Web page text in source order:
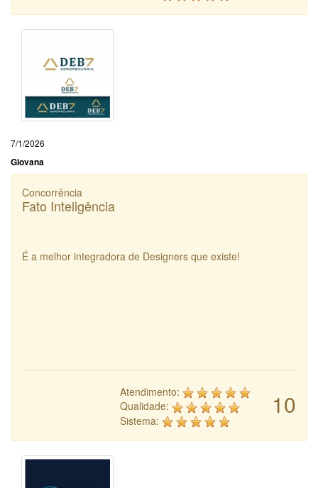
7/1/2026
Giovana
Concorrência
Fato Inteligência
É a melhor integradora de Designers que existe!
10
Atendimento:
Qualidade:
Sistema: